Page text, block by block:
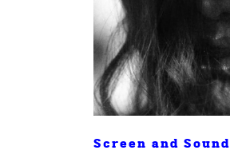
Screen and Sound